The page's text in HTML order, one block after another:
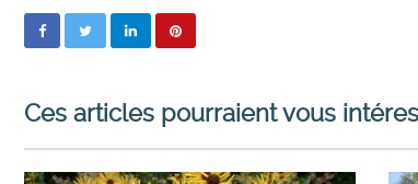
Ces articles pourraient vous